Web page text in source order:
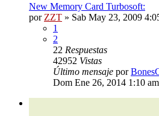
New Memory Card Turbosoft:
por ZZT » Sab May 23, 2009
1
2
22 Respuestas
42952 Vistas
Último mensaje por
Dom Ene 26, 2014 1:10 am